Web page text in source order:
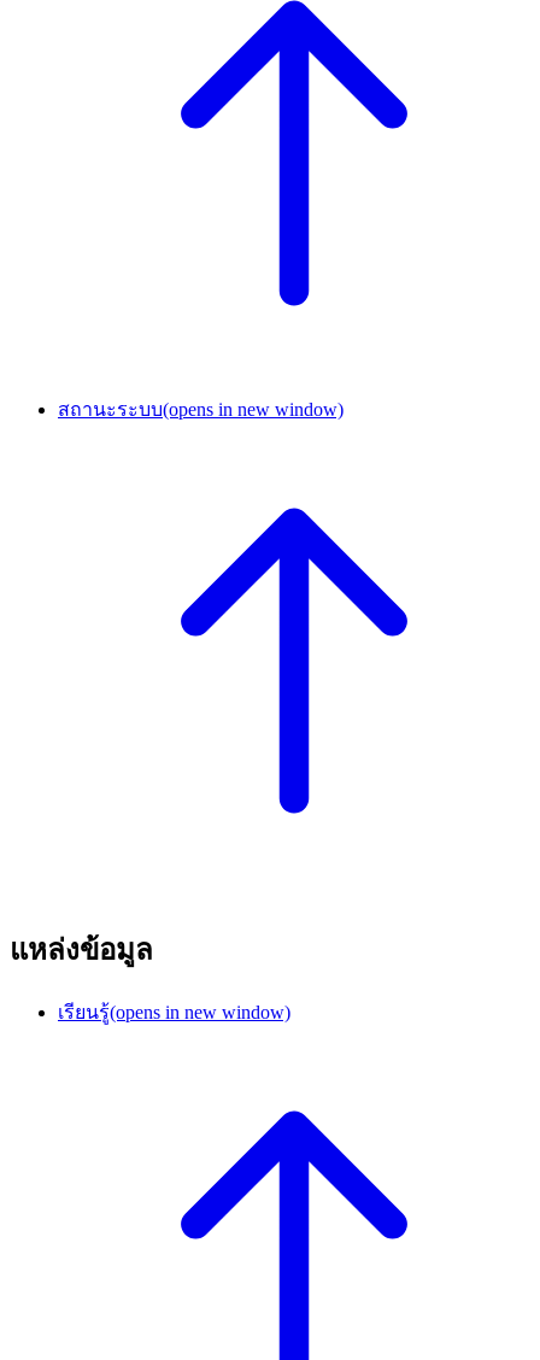
สถานะระบบ(opens in new window)
แหล่งข้อมูล
เรียนรู้(opens in new window)